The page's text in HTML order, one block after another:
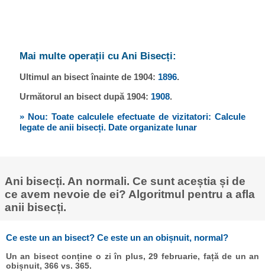
Mai multe operații cu Ani Bisecți:
Ultimul an bisect înainte de 1904: 1896.
Următorul an bisect după 1904: 1908.
» Nou: Toate calculele efectuate de vizitatori: Calcule
legate de anii bisecți. Date organizate lunar
Ani bisecți. An normali. Ce sunt aceștia și de
ce avem nevoie de ei? Algoritmul pentru a afla
anii bisecți.
Ce este un an bisect? Ce este un an obișnuit, normal?
Un an bisect conține o zi în plus, 29 februarie, față de un an
obișnuit, 366 vs. 365.